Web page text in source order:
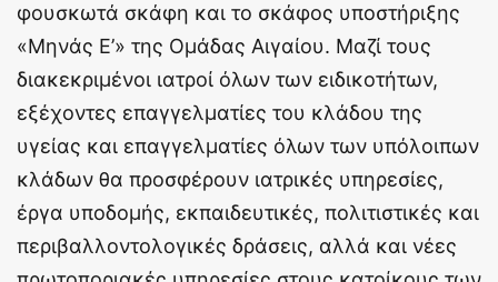
φουσκωτά σκάφη και το σκάφος υποστήριξης
«Μηνάς Ε’» της Ομάδας Αιγαίου. Μαζί τους
διακεκριμένοι ιατροί όλων των ειδικοτήτων,
εξέχοντες επαγγελματίες του κλάδου της
υγείας και επαγγελματίες όλων των υπόλοιπων
κλάδων θα προσφέρουν ιατρικές υπηρεσίες,
έργα υποδομής, εκπαιδευτικές, πολιτιστικές και
περιβαλλοντολογικές δράσεις, αλλά και νέες